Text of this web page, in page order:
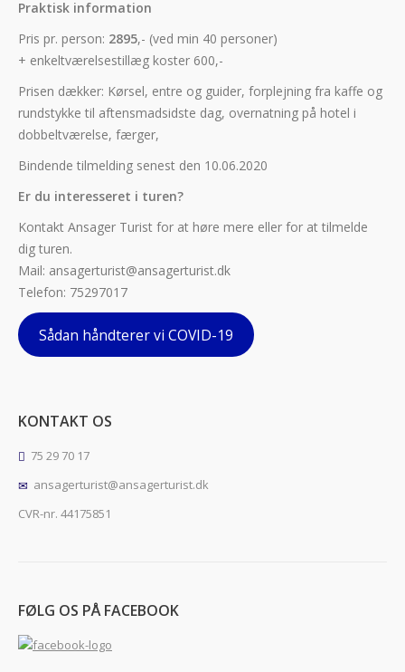
Praktisk information
Pris pr. person: 2895,- (ved min 40 personer)
+ enkeltværelsestillæg koster 600,-
Prisen dækker: Kørsel, entre og guider, forplejning fra kaffe og
rundstykke til aftensmadsidste dag, overnatning på hotel i
dobbeltværelse, færger,
Bindende tilmelding senest den 10.06.2020
Er du interesseret i turen?
Kontakt Ansager Turist for at høre mere eller for at tilmelde
dig turen.
Mail: ansagerturist@ansagerturist.dk
Telefon: 75297017
Sådan håndterer vi COVID-19
KONTAKT OS
75 29 70 17
ansagerturist@ansagerturist.dk
CVR-nr. 44175851
FØLG OS PÅ FACEBOOK